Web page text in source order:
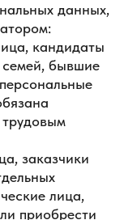
данных,
кандидаты
семей, бывшие
трудовым
заказчики
лица,
приобрести